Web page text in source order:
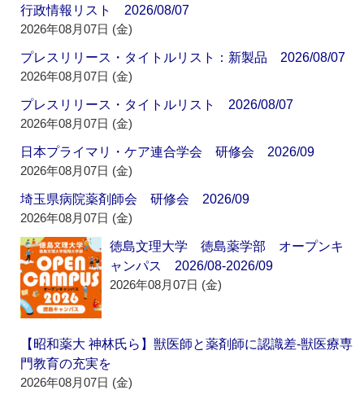
行政情報リスト 2026/08/07
2026年08月07日 (金)
プレスリリース・タイトルリスト：新製品 2026/08/07
2026年08月07日 (金)
プレスリリース・タイトルリスト 2026/08/07
2026年08月07日 (金)
日本プライマリ・ケア連合学会 研修会 2026/09
2026年08月07日 (金)
埼玉県病院薬剤師会 研修会 2026/09
2026年08月07日 (金)
徳島文理大学 徳島薬学部 オープンキ
ャンパス 2026/08-2026/09
2026年08月07日 (金)
【昭和薬大 神林氏ら】獣医師と薬剤師に認識差‐獣医療専
門教育の充実を
2026年08月07日 (金)